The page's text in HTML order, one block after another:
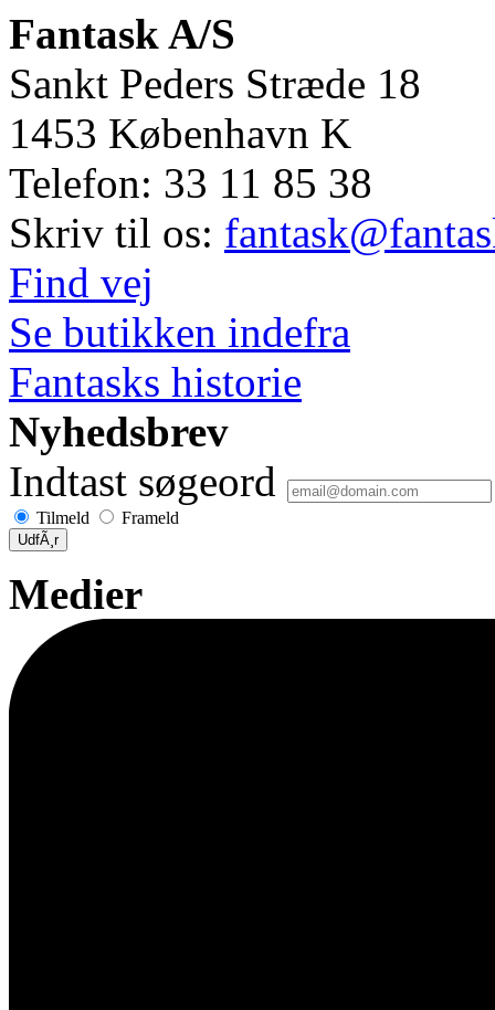
Fantask A/S
Sankt Peders Stræde 18
1453 København K
Telefon: 33 11 85 38
Skriv til os:
Find vej
Se butikken indefra
Fantasks historie
Nyhedsbrev
Indtast søgeord
Tilmeld Frameld
UdfÃ¸r
Medier